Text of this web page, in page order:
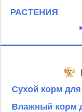
РАСТЕНИЯ
Сухой корм для
Влажный корм